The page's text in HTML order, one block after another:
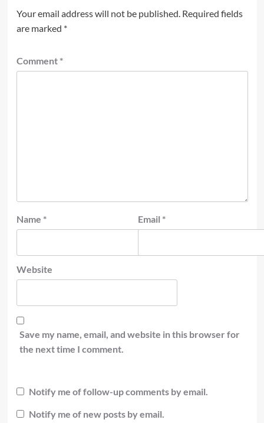
Your email address will not be published. Required fields
are marked *
Comment *
Name * Email *
Website
Save my name, email, and website in this browser for
the next time I comment.
Notify me of follow-up comments by email.
Notify me of new posts by email.